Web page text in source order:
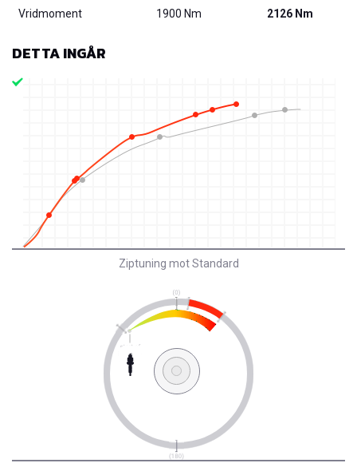
Vridmoment 1900 Nm 2126 Nm
DETTA INGÅR
Ziptuning mot Standard